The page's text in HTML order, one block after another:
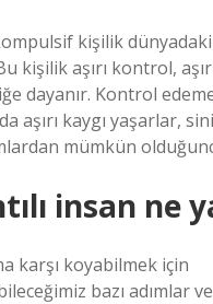
kişilik dünyadaki
kişilik aşırı kontrol,
dayanır. Kontrol
aşırı kaygı yaşarlar,
mümkün
insan ne
karşı koyabilmek için
bazı adımlar